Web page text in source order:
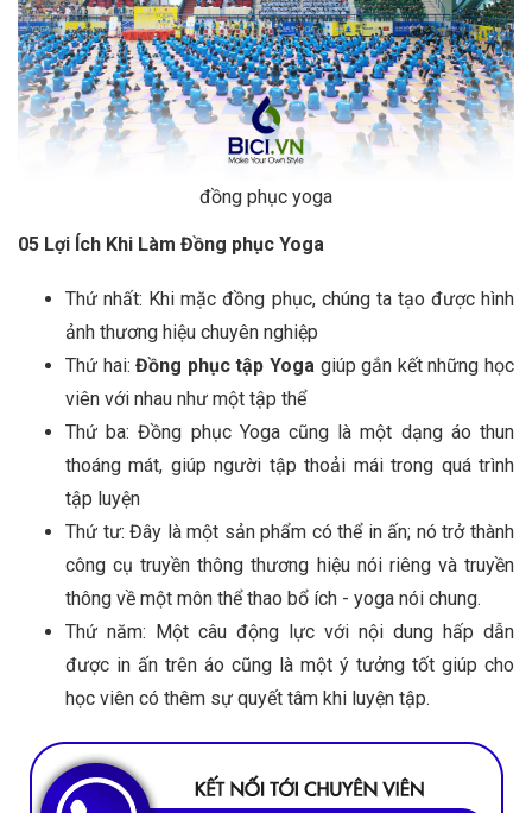
đồng phục yoga
05 Lợi Ích Khi Làm Đồng phục Yoga
Thứ nhất: Khi mặc đồng phục, chúng ta tạo được hình
ảnh thương hiệu chuyên nghiệp
Thứ hai:Đồng phục tập Yoga giúp gắn kết những học
viên với nhau như một tập thể
Thứ ba: Đồng phục Yoga cũng là một dạng áo thun
thoáng mát, giúp người tập thoải mái trong quá trình
tập luyện
Thứ tư: Đây là một sản phẩm có thể in ấn; nó trở thành
công cụ truyền thông thương hiệu nói riêng và truyền
thông về một môn thể thao bổ ích - yoga nói chung.
Thứ năm: Một câu động lực với nội dung hấp dẫn
được in ấn trên áo cũng là một ý tưởng tốt giúp cho
học viên có thêm sự quyết tâm khi luyện tập.